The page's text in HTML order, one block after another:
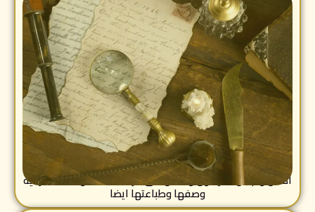
دراسات وابحاث اجتماعية وتاريخية
نعمل في نشر الكتب وتوزيعها وطباعتها وصفها واخراجها على
اكمل واجمل ما يكون ونعمل على قراءة المخطوطات الشرعيه
وصفها وطباعتها ايضا